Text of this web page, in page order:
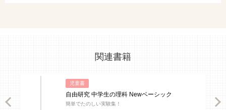
関連書籍
児童書
自由研究 中学生の理科 Newベーシック
簡単でたのしい実験集！